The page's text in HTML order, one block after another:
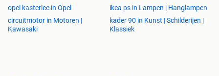
opel kasterlee in Opel
ikea ps in Lampen | Hanglampen
circuitmotor in Motoren |
Kawasaki
kader 90 in Kunst | Schilderijen |
Klassiek